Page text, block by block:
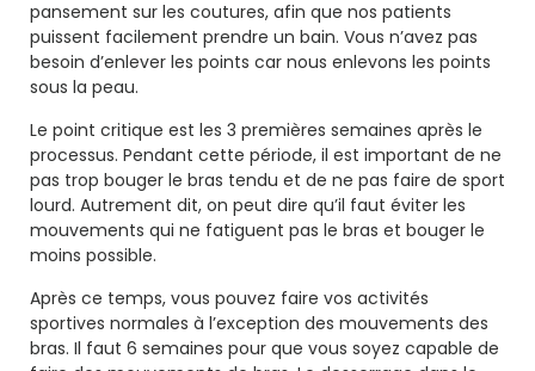
pansement sur les coutures, afin que nos patients
puissent facilement prendre un bain. Vous n’avez pas
besoin d’enlever les points car nous enlevons les points
sous la peau.
Le point critique est les 3 premières semaines après le
processus. Pendant cette période, il est important de ne
pas trop bouger le bras tendu et de ne pas faire de sport
lourd. Autrement dit, on peut dire qu’il faut éviter les
mouvements qui ne fatiguent pas le bras et bouger le
moins possible.
Après ce temps, vous pouvez faire vos activités
sportives normales à l’exception des mouvements des
bras. Il faut 6 semaines pour que vous soyez capable de